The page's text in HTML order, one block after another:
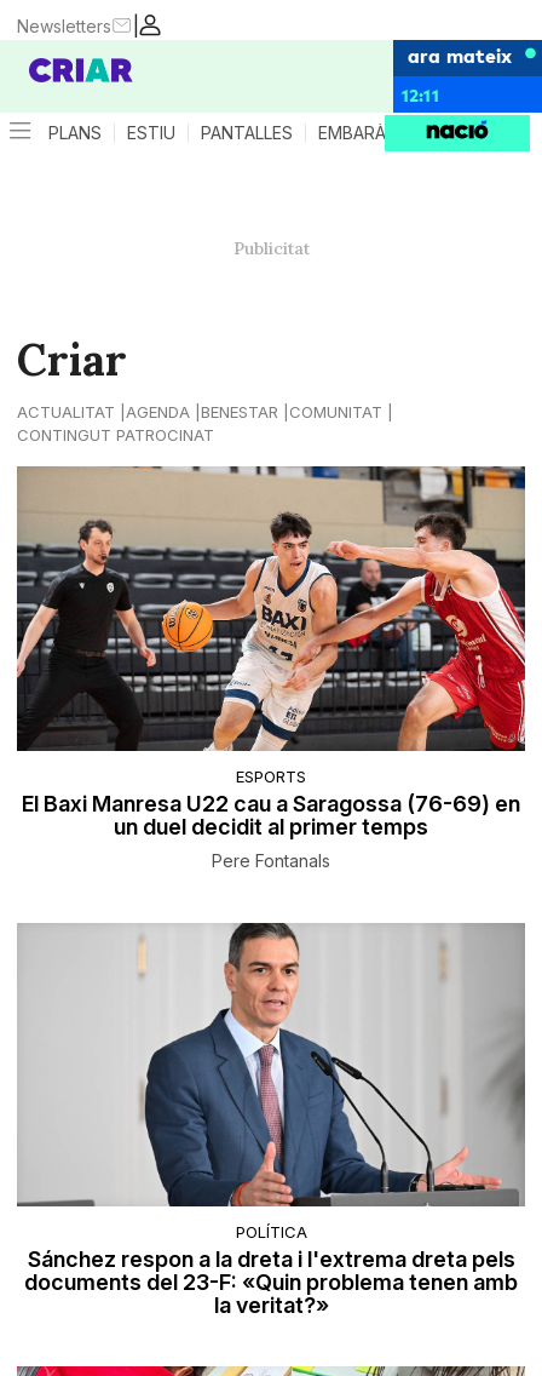
|
Newsletters
ara mateix
12:11
PLANS ESTIU PANTALLES EMBARÀS CRIANÇA
Criar
ACTUALITAT AGENDA BENESTAR
COMUNITAT
CONTINGUT PATROCINAT
ESPORTS
El Baxi Manresa U22 cau a Saragossa (76-69) en
un duel decidit al primer temps
Pere Fontanals
POLÍTICA
Sánchez respon a la dreta i l'extrema dreta pels
documents del 23-F: «Quin problema tenen amb
la veritat?»